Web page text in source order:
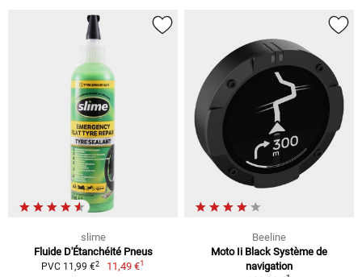
slime
Fluide D'Étanchéité Pneus
PVC 11,99 €2 11,49 €1
Beeline
Moto Ii Black Système de
navigation